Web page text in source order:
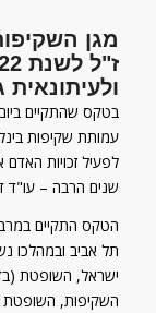
מגן
ולעיתונאית
לפעיל זכויות
שנים הרבה – עו"ד
הטקס התקיים
תל אביב ובמהלכו
ישראל, השופטת
השקיפות, השופטת